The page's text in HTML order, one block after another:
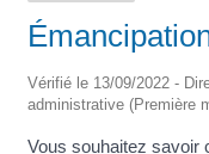
Vérifié le 13/09/2022 -
administrative (Première
Vous souhaitez savoir